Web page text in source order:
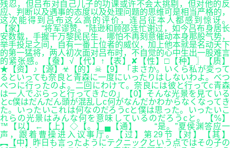
残忍，但吕布对自己儿子的功课或许不会太挑剔，但对他的反
应、判断以及遇事的态度以及处理问题的思维可是相当严格的，
这次能得到吕布这么高的评价，连吕征本人都感到惊讶。
【家】 “将军谬赞。”陆逊和顾邵连忙谢过，如今吕布身居长
安数载，手握千万黎民民生，哪怕不再刻意催动本身那股气势，
举手投足之间，自有一番上位者的威仪，加上他本就是名动天下
的第一猛将，两人初次面对吕布时，不自觉的心中生出一股难言
的紧张感。【蚕】√【代】↑【表】✘【性】□【种】〗【质】
★【资】♪【源】☣【的】☠【9】「まさか。いくら私が変って
るといっても奈良と青森に一度にいったりはしないわよ。べつ
べつに行ったのよ。二回にわけて。奈良には彼と行ってc青森
は一人でぶらっと行ってきたの」【0】そんな光景を見ている
とc僕はだんだん頭が混乱しc何がなんだかわからなくなってき
た。いったいこれは何なのだろうcと僕は思った。いったいこ
れらの光景はみんな何を意味しているのだろうcと。【%】
™【以】←【上】◇【。】▄【通】 “是。”夏侯渊答应一
声，跟着曹操进入议事厅。【过】第29节【对】【其】
︻【中】昨日も言ったようにテクニックという点ではその子の